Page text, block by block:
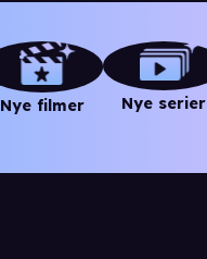
Nye filmer Nye serier